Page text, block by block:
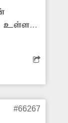
உள்ள
#66267